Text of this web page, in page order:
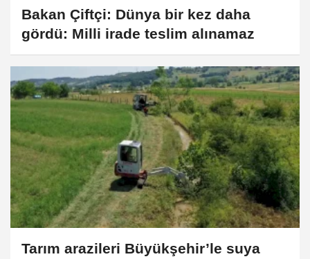
Bakan Çiftçi: Dünya bir kez daha
gördü: Milli irade teslim alınamaz
Tarım arazileri Büyükşehir’le suya